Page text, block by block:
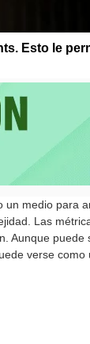
Esto le
medio para
Las
Aunque
verse como